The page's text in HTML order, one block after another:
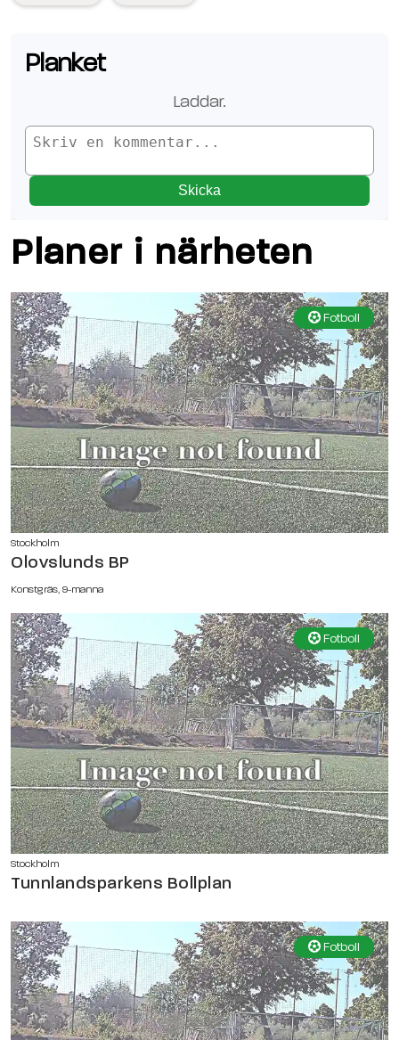
Planket
Laddar..
Skicka
Planer i närheten
Fotboll
Stockholm
Olovslunds BP
Konstgräs, 9-manna
Fotboll
Stockholm
Tunnlandsparkens Bollplan
Fotboll